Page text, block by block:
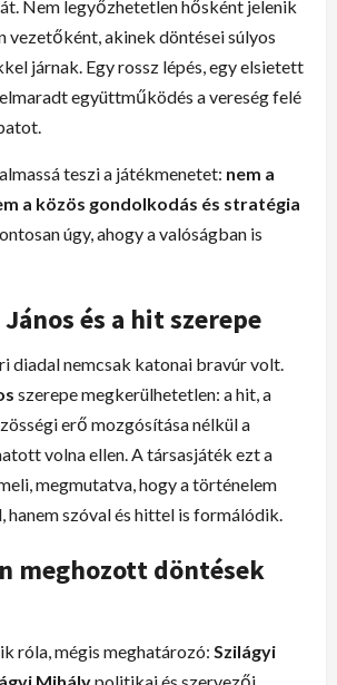
Nem legyőzhetetlen hősként jelenik
vezetőként, akinek döntései súlyos
járnak. Egy rossz lépés, egy elsietett
együttműködés a vereség felé
teszi a játékmenetet: nem a
a közös gondolkodás és stratégia
úgy, ahogy a valóságban is
és a hit szerepe
diadal nemcsak katonai bravúr volt.
szerepe megkerülhetetlen: a hit, a
erő mozgósítása nélkül a
volna ellen. A társasjáték ezt a
megmutatva, hogy a történelem
hanem szóval és hittel is formálódik.
meghozott döntések
róla, mégis meghatározó: Szilágyi
Mihálypolitikai és szervezői